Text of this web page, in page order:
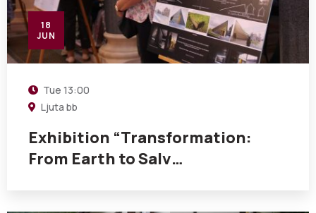
18
JUN
Tue 13:00
Ljuta bb
Exhibition “Transformation:
From Earth to Salv…